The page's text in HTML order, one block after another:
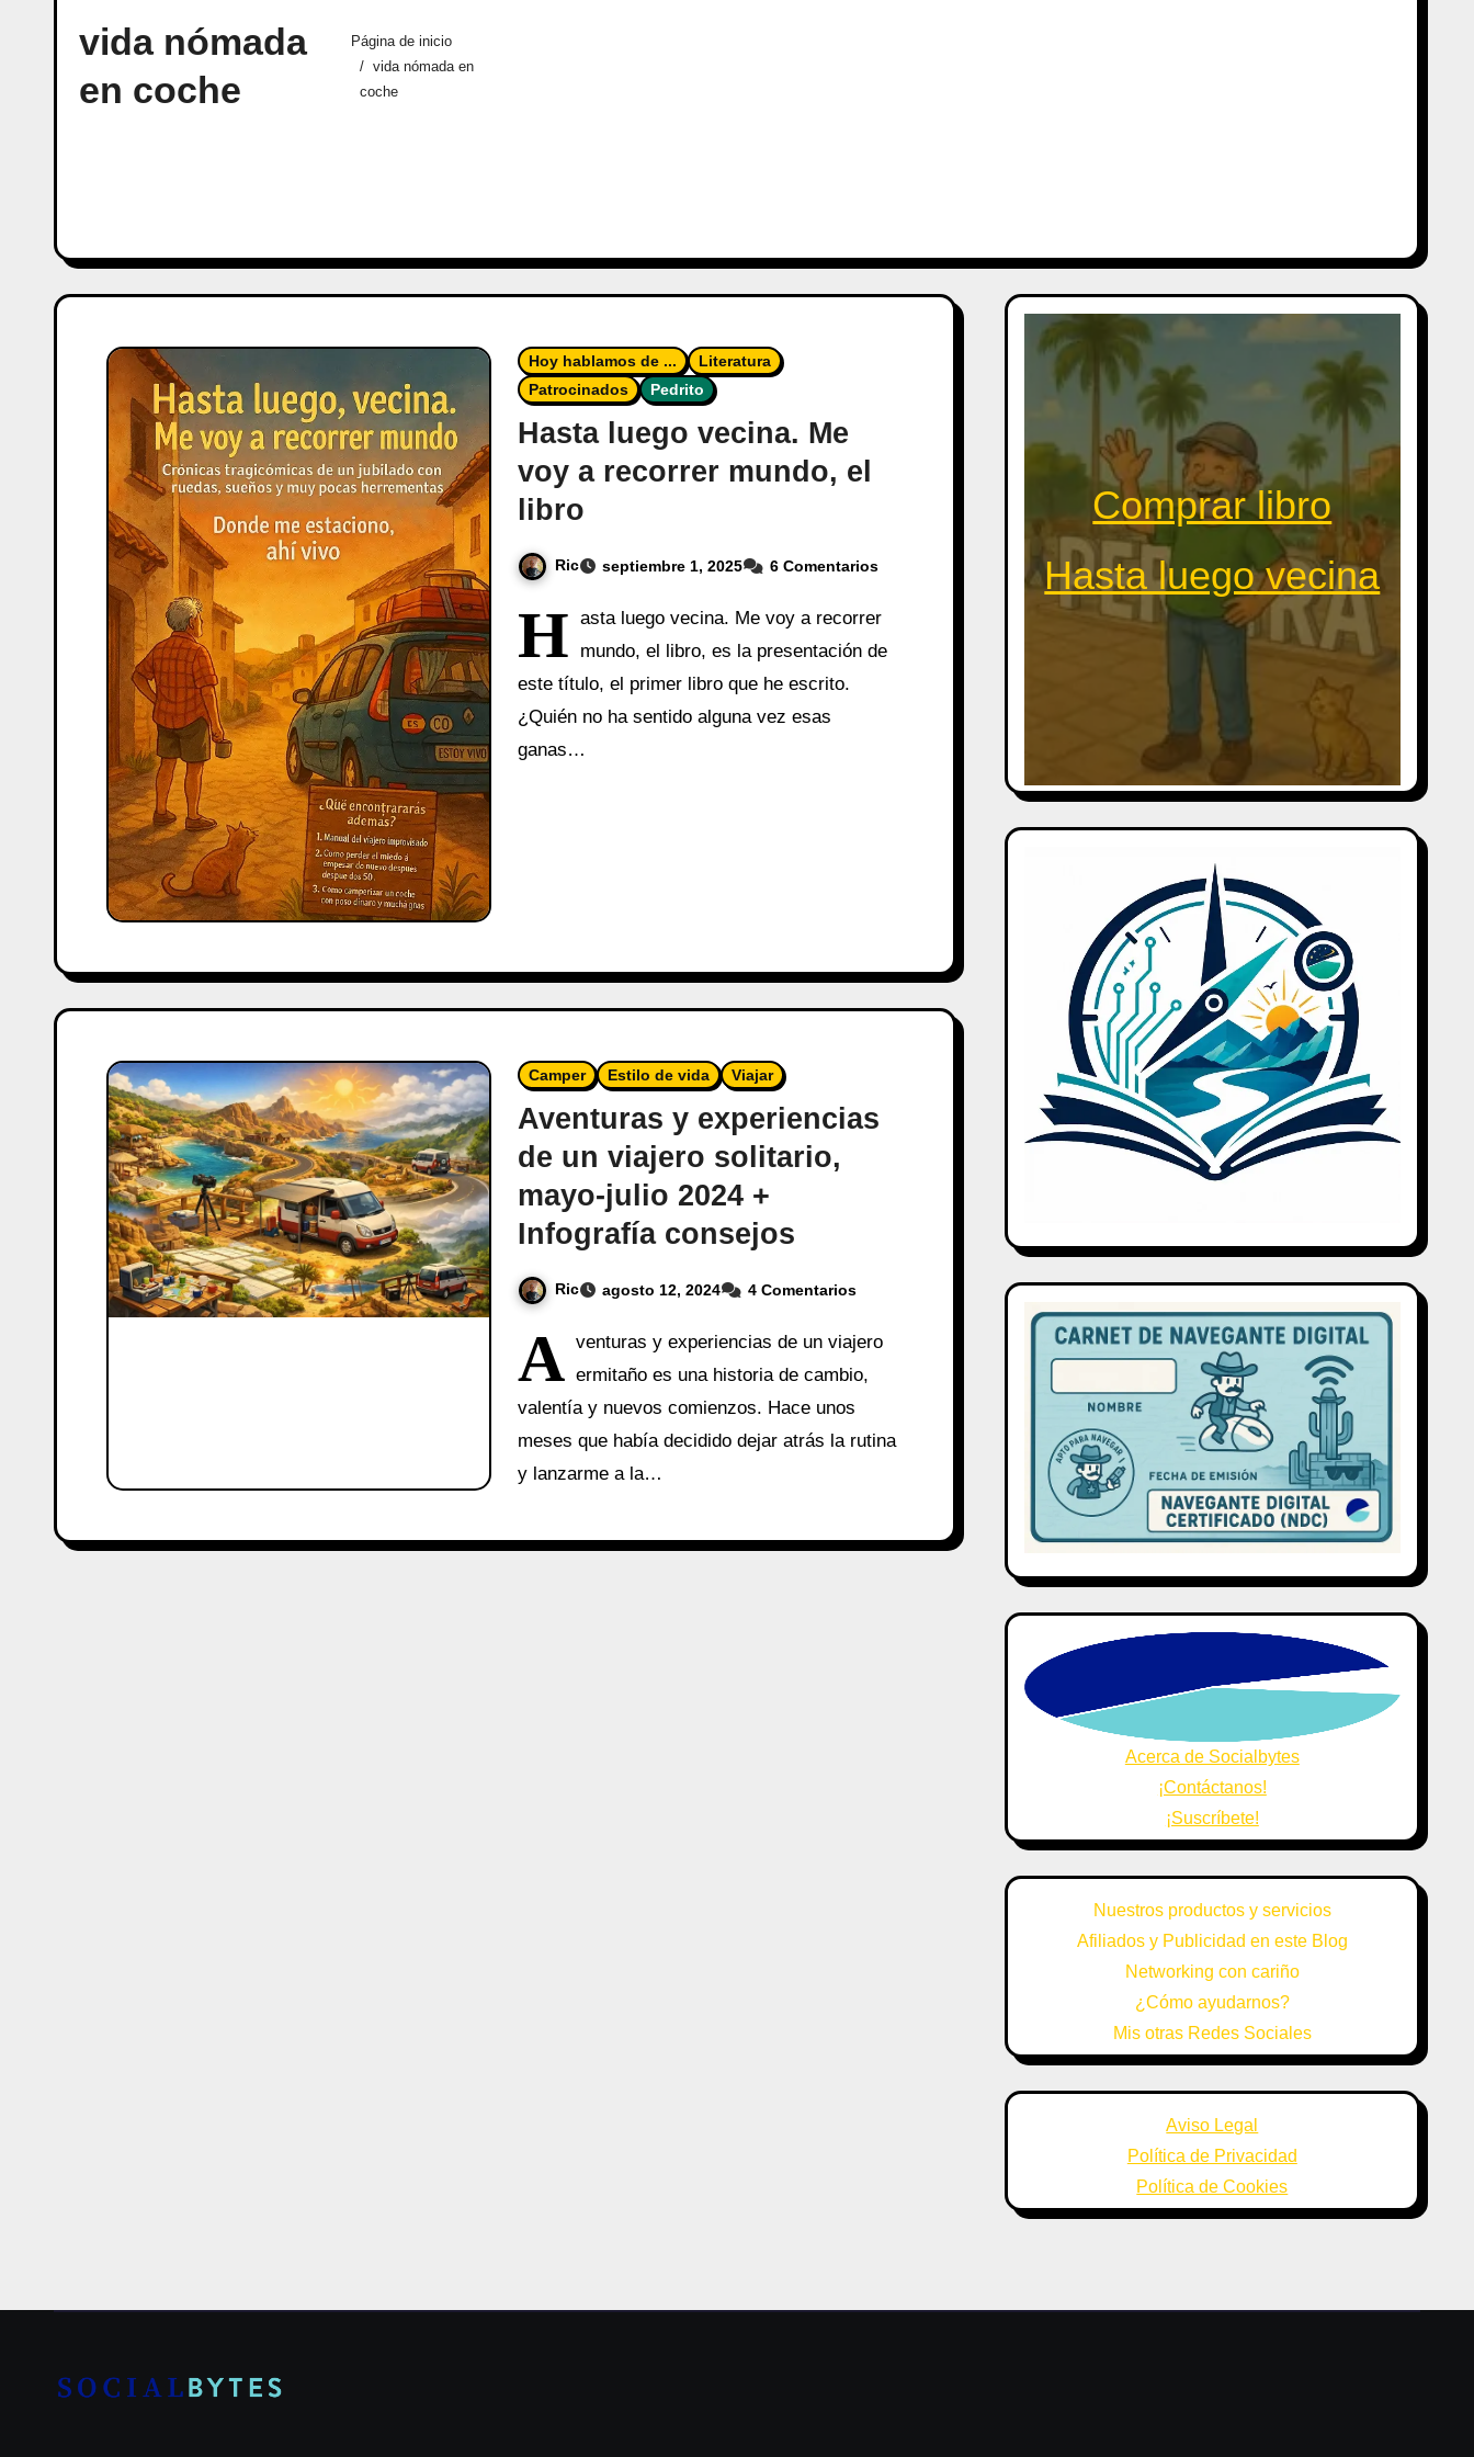
vida nómada
en coche
Página de inicio
vida nómada en
coche
Hoy hablamos de ...
Literatura
Patrocinados
Pedrito
Hasta luego vecina. Me
voy a recorrer mundo, el
libro
Ric septiembre 1, 2025 6 Comentarios
H asta luego vecina. Me voy a recorrer
mundo, el libro, es la presentación de
este título, el primer libro que he escrito.
¿Quién no ha sentido alguna vez esas
ganas…
Camper Estilo de vida Viajar
Aventuras y experiencias
de un viajero solitario,
mayo-julio 2024 +
Infografía consejos
Ric agosto 12, 2024 4 Comentarios
A venturas y experiencias de un viajero
ermitaño es una historia de cambio,
valentía y nuevos comienzos. Hace unos
meses que había decidido dejar atrás la rutina
y lanzarme a la…
Comprar libro
Hasta luego vecina
Acerca de Socialbytes
¡Contáctanos!
¡Suscríbete!
Nuestros productos y servicios
Afiliados y Publicidad en este Blog
Networking con cariño
¿Cómo ayudarnos?
Mis otras Redes Sociales
Aviso Legal
Política de Privacidad
Política de Cookies